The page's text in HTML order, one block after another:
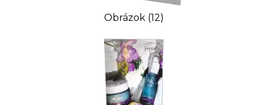
Obrázok (12)